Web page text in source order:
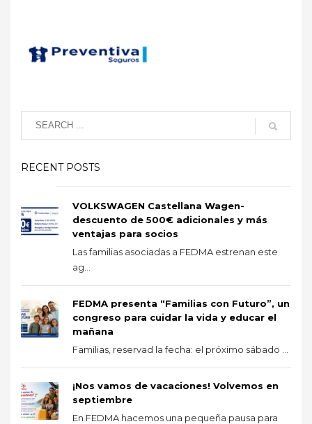
RECENT POSTS
VOLKSWAGEN Castellana Wagen-
descuento de 500€ adicionales y más
ventajas para socios
Las familias asociadas a FEDMA estrenan este
ag...
FEDMA presenta “Familias con Futuro”, un
congreso para cuidar la vida y educar el
mañana
Familias, reservad la fecha: el próximo sábado ...
¡Nos vamos de vacaciones! Volvemos en
septiembre
En FEDMA hacemos una pequeña pausa para